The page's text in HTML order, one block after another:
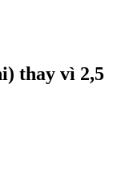
thay vì 2,5